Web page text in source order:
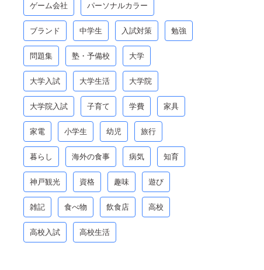
ゲーム会社 パーソナルカラー
ブランド 中学生 入試対策 勉強
問題集 塾・予備校 大学
大学入試 大学生活 大学院
大学院入試 子育て 学費 家具
家電 小学生 幼児 旅行
暮らし 海外の食事 病気 知育
神戸観光 資格 趣味 遊び
雑記 食べ物 飲食店 高校
高校入試 高校生活